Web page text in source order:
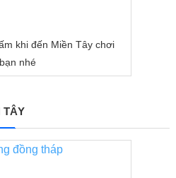
khi đến Miền Tây chơi
bạn nhé
TÂY